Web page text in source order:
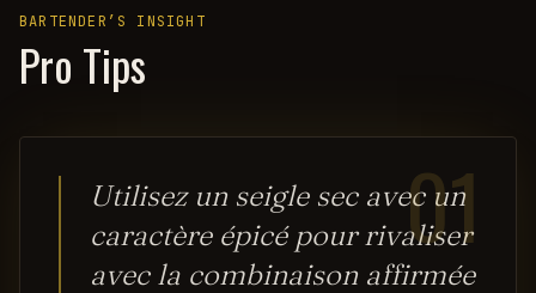
BARTENDER’S INSIGHT
Pro Tips
01
Utilisez un seigle sec avec un
caractère épicé pour rivaliser
avec la combinaison affirmée